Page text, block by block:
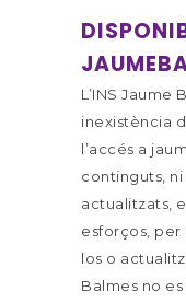
L’INS Jaume
inexistència
l’accés a
continguts,
actualitzats,
esforços,
los o
Balmes no